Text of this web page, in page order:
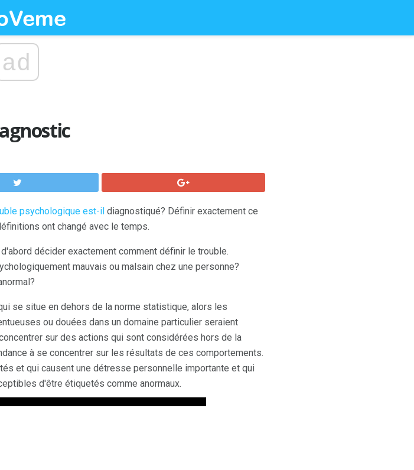
ad
psychologique est-il diagnostiqué? Définir exactement ce
ont changé avec le temps.
décider exactement comment définir le trouble.
mauvais ou malsain chez une personne?
se situe en dehors de la norme statistique, alors les
ou douées dans un domaine particulier seraient
sur des actions qui sont considérées hors de la
à se concentrer sur les résultats de ces comportements.
et qui causent une détresse personnelle importante et qui
d'être étiquetés comme anormaux.